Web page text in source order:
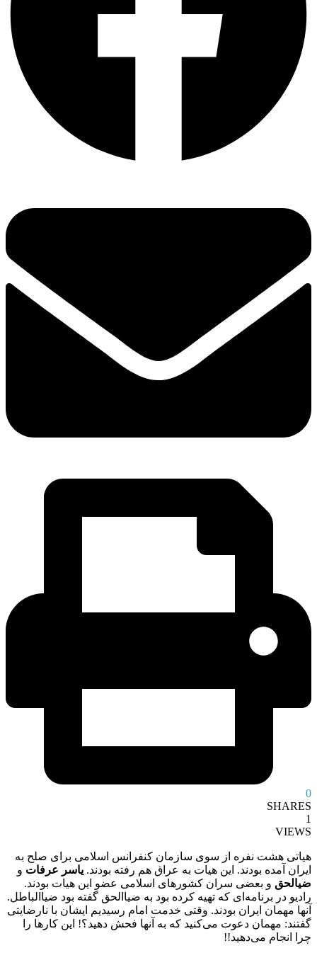
0
SHARES
1
VIEWS
هیاتی هشت نفره از سوی سازمان کنفرانس اسلامی برای صلح به
ایران آمده بودند. این هیات به عراق هم رفته بودند. یاسر عرفات و
ضیالحق و بعضی سران کشورهای اسلامی عضو این هیات بودند.
رادیو در برنامه‌ای که تهیه کرده بود به ضیاالحق گفته بود ضیاالباطل.
آنها مهمان ایران بودند. وقتی خدمت امام رسیدیم ایشان با نارضایتی
گفتند: مهمان دعوت می‌کنید که به آنها فحش دهید؟! این کارها را
چرا انجام می‌دهید!!